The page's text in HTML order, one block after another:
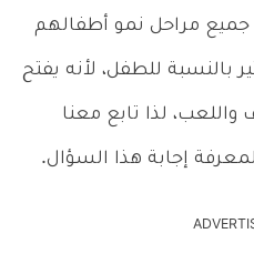
جميع مراحل نمو أطفالهم
بالنسبة للطفل، لأنه يفتح
لذا تابع معنا
إجابة هذا السؤال.